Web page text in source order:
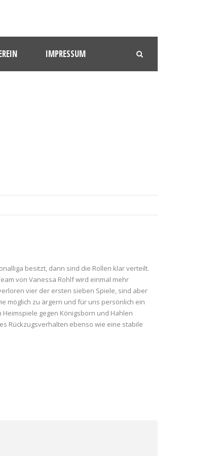
IMPRESSUM
besitzt, dann sind die Rollen klar verteilt.
von Vanessa Rohlf wird einmal mehr
vier der ersten sieben Spiele, sind aber
möglich zu ärgern und für uns persönlich ein
gegen Königsborn und Hahlen
Rückzugsverhalten ebenso wie eine stabile